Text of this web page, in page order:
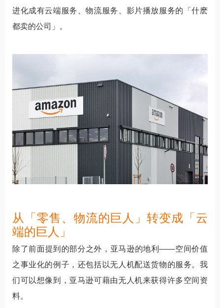
进化成有云端服务、物流服务、影片播放服务的「什麽
都卖的公司」。
从「零售、物流的巨人」转变成「云
端的巨人」
除了前面提到的部分之外，亚马逊的地利——空间价值
之事业化的例子，还包括以无人机配送货物的服务。我
们可以想像到，亚马逊可藉由无人机来获得许多空间资
料。